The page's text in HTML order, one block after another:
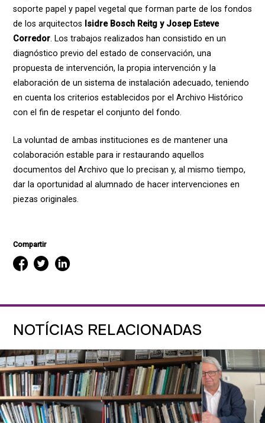
soporte papel y papel vegetal que forman parte de los fondos
de los arquitectos Isidre Bosch Reitg y Josep Esteve
Corredor. Los trabajos realizados han consistido en un
diagnóstico previo del estado de conservación, una
propuesta de intervención, la propia intervención y la
elaboración de un sistema de instalación adecuado, teniendo
en cuenta los criterios establecidos por el Archivo Histórico
con el fin de respetar el conjunto del fondo.
La voluntad de ambas instituciones es de mantener una
colaboración estable para ir restaurando aquellos
documentos del Archivo que lo precisan y, al mismo tiempo,
dar la oportunidad al alumnado de hacer intervenciones en
piezas originales.
Compartir
NOTÍCIAS RELACIONADAS